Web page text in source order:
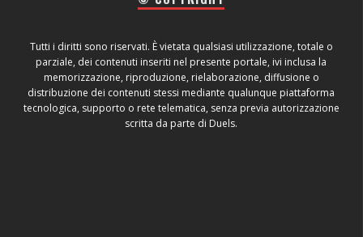
Tutti i diritti sono riservati. È vietata qualsiasi utilizzazione, totale o
parziale, dei contenuti inseriti nel presente portale, ivi inclusa la
memorizzazione, riproduzione, rielaborazione, diffusione o
distribuzione dei contenuti stessi mediante qualunque piattaforma
tecnologica, supporto o rete telematica, senza previa autorizzazione
scritta da parte di Duels.